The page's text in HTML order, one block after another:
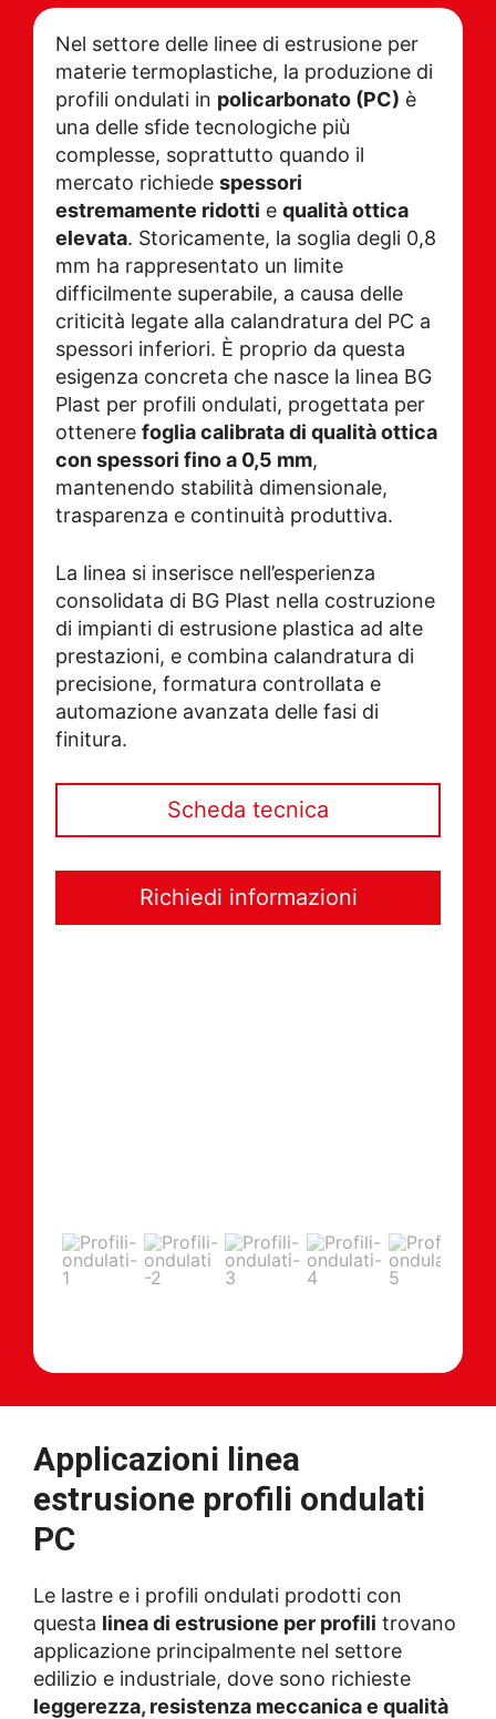
Nel settore delle linee di estrusione per
materie termoplastiche, la produzione di
profili ondulati in policarbonato (PC) è
una delle sfide tecnologiche più
complesse, soprattutto quando il
mercato richiede spessori
estremamente ridotti e qualità ottica
elevata. Storicamente, la soglia degli 0,8
mm ha rappresentato un limite
difficilmente superabile, a causa delle
criticità legate alla calandratura del PC a
spessori inferiori. È proprio da questa
esigenza concreta che nasce la linea BG
Plast per profili ondulati, progettata per
ottenere foglia calibrata di qualità ottica
con spessori fino a 0,5 mm,
mantenendo stabilità dimensionale,
trasparenza e continuità produttiva.
La linea si inserisce nell’esperienza
consolidata di BG Plast nella costruzione
di impianti di estrusione plastica ad alte
prestazioni, e combina calandratura di
precisione, formatura controllata e
automazione avanzata delle fasi di
finitura.
Scheda tecnica
Richiedi informazioni
Applicazioni linea
estrusione profili ondulati
PC
Le lastre e i profili ondulati prodotti con
questa linea di estrusione per profili trovano
applicazione principalmente nel settore
edilizio e industriale, dove sono richieste
leggerezza, resistenza meccanica e qualità